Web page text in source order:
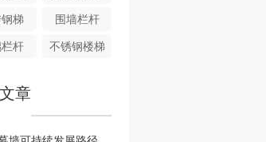
梯 围墙栏杆
杆 不锈钢楼梯
章